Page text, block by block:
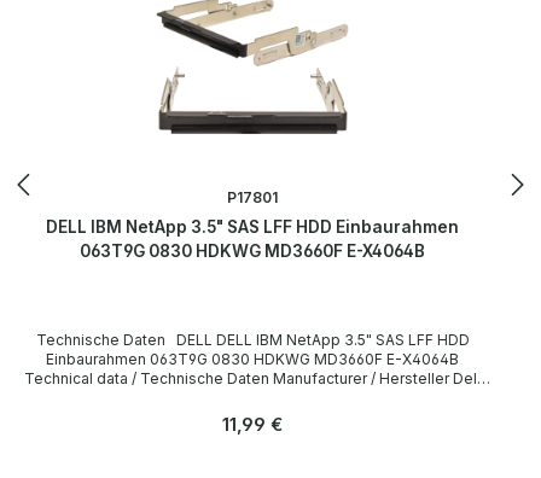
P17801
DELL IBM NetApp 3.5" SAS LFF HDD Einbaurahmen
063T9G 0830 HDKWG MD3660F E-X4064B
Technische Daten DELL DELL IBM NetApp 3.5" SAS LFF HDD
Einbaurahmen 063T9G 0830 HDKWG MD3660F E-X4064B
Technical data / Technische Daten Manufacturer / Hersteller Dell
063T9G 0830 HDKWG MD3660F E-X4064B Compatibility /
Regulärer Preis:
11,99 €